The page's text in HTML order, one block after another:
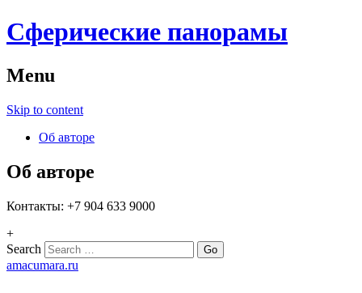
Сферические панорамы
Menu
Skip to content
Об авторе
Об авторе
Контакты: +7 904 633 9000
+
Search
amacumara.ru